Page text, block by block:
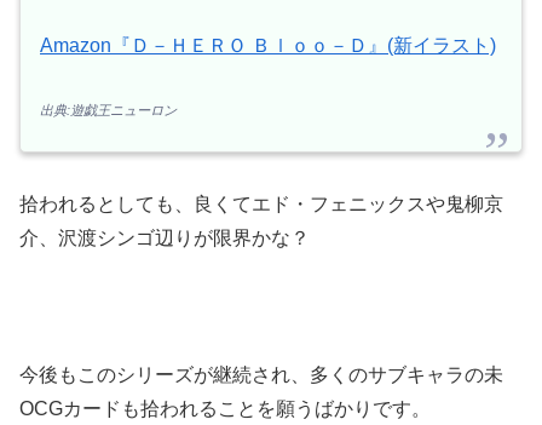
Amazon『Ｄ－ＨＥＲＯ Ｂｌｏｏ－Ｄ』(新イラスト)
出典:遊戯王ニューロン
拾われるとしても、良くてエド・フェニックスや鬼柳京
介、沢渡シンゴ辺りが限界かな？
今後もこのシリーズが継続され、多くのサブキャラの未
OCGカードも拾われることを願うばかりです。